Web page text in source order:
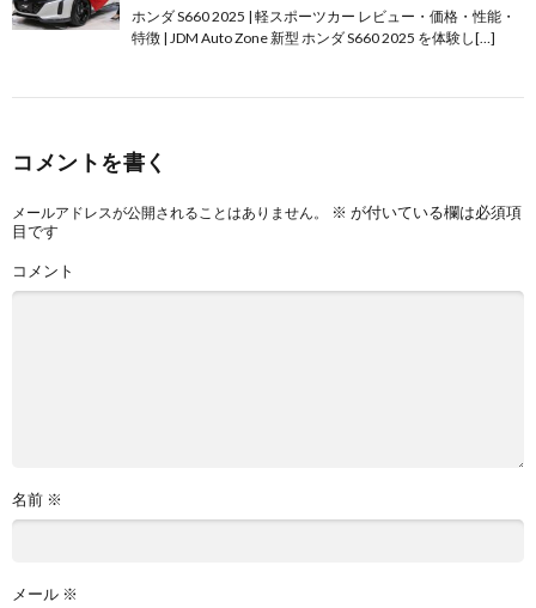
ホンダ S660 2025 | 軽スポーツカー レビュー・価格・性能・
特徴 | JDM Auto Zone 新型 ホンダ S660 2025 を体験し[…]
コメントを書く
メールアドレスが公開されることはありません。 ※ が付いている欄は必須項
目です
コメント
名前 ※
メール ※